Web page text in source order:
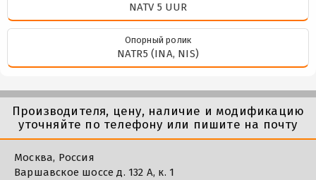
NATV 5 UUR
Опорный ролик
NATR5 (INA, NIS)
Производителя, цену, наличие и модификацию
уточняйте по телефону или пишите на почту
Москва, Россия
Варшавское шоссе д. 132 А, к. 1